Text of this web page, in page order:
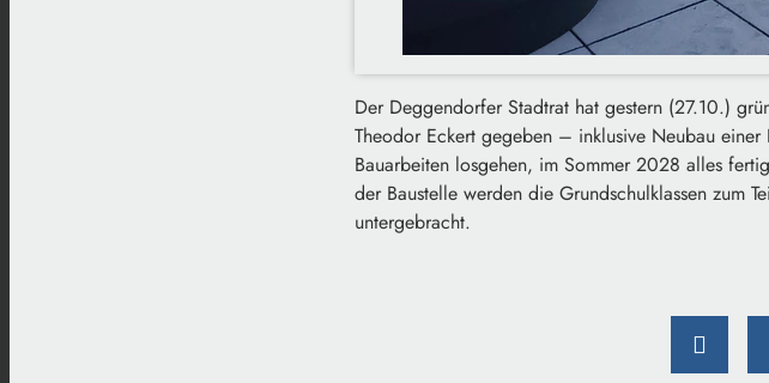
Der Deggendorfer Stadtrat hat gestern (27.10.)
Theodor Eckert gegeben – inklusive Neubau
Bauarbeiten losgehen, im Sommer 2028 alles
der Baustelle werden die Grundschulklassen zum
untergebracht.